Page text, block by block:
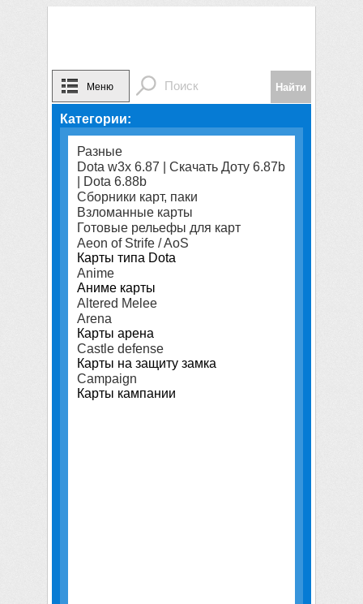
Меню
Категории:
Разные
Dota w3x 6.87 | Скачать Доту 6.87b
| Dota 6.88b
Сборники карт, паки
Взломанные карты
Готовые рельефы для карт
Aeon of Strife / AoS
Карты типа Dota
Anime
Аниме карты
Altered Melee
Arena
Карты арена
Castle defense
Карты на защиту замка
Campaign
Карты кампании